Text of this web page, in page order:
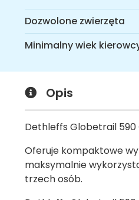
Dozwolone zwierzęta
Minimalny wiek
Opis
Dethleffs Globetrail
Oferuje kompaktowe
maksymalnie
trzech osób.